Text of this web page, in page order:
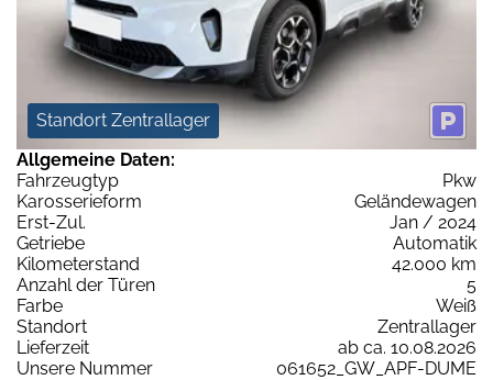
Standort Zentrallager
Allgemeine Daten:
Fahrzeugtyp
Pkw
Karosserieform
Geländewagen
Erst-Zul.
Jan / 2024
Getriebe
Automatik
Kilometerstand
42.000 km
Anzahl der Türen
5
Farbe
Weiß
Standort
Zentrallager
Lieferzeit
ab ca. 10.08.2026
Unsere Nummer
061652_GW_APF-DUME